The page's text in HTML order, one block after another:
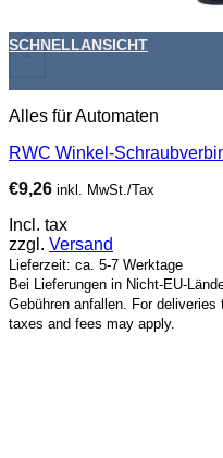
+
SCHNELLANSICHT
Alles für Automaten
RWC Winkel-
€9,26 inkl. MwSt./Tax
Incl. tax
zzgl. Versand
Lieferzeit: ca. 5-7 Werktage
Bei Lieferungen in Nicht-EU-
Gebühren anfallen. For
taxes and fees may apply.